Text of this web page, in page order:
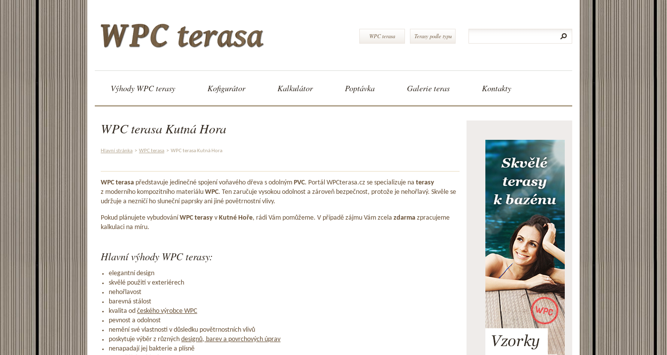
WPC terasa Terasy podle typu
Výhody WPC terasy Kofigurátor Kalkulátor Poptávka Galerie teras Kontakty
WPC terasa Kutná Hora
Hlavní stránka > WPC terasa > WPC terasa Kutná Hora
WPC terasa představuje jedinečné spojení voňavého dřeva s odolným PVC. Portál WPCterasa.cz se specializuje na terasy
z moderního kompozitního materiálu WPC. Ten zaručuje vysokou odolnost a zároveň bezpečnost, protože je nehořlavý. Skvěle se
udržuje a nezničí ho sluneční paprsky ani jiné povětrnostní vlivy.
Pokud plánujete vybudování WPC terasy v Kutné Hoře, rádi Vám pomůžeme. V případě zájmu Vám zcela zdarma zpracujeme
kalkulaci na míru.
Hlavní výhody WPC terasy:
elegantní design
skvělé použití v exteriérech
nehořlavost
barevná stálost
kvalita odčeského výrobce WPC
pevnost a odolnost
nemění své vlastnosti v důsledku povětrnostních vlivů
poskytuje výběr z různýchdesignů, barev a povrchových úprav
nenapadají jej bakterie a plísně